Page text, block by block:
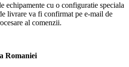
echipamente cu o configuratie speciala
livrare va fi confirmat pe e-mail de
al comenzii.
Romaniei